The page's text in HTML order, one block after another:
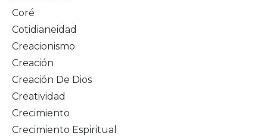
Coré
Cotidianeidad
Creacionismo
Creación
Creación De Dios
Creatividad
Crecimiento
Crecimiento Espiritual